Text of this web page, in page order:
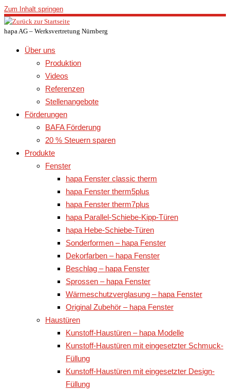
Zum Inhalt springen
hapa AG – Werksvertretung Nürnberg
Über uns
Produktion
Videos
Referenzen
Stellenangebote
Förderungen
BAFA Förderung
20 % Steuern sparen
Produkte
Fenster
hapa Fenster classic therm
hapa Fenster therm5plus
hapa Fenster therm7plus
hapa Parallel-Schiebe-Kipp-Türen
hapa Hebe-Schiebe-Türen
Sonderformen – hapa Fenster
Dekorfarben – hapa Fenster
Beschlag – hapa Fenster
Sprossen – hapa Fenster
Wärmeschutzverglasung – hapa Fenster
Original Zubehör – hapa Fenster
Haustüren
Kunstoff-Haustüren – hapa Modelle
Kunstoff-Haustüren mit eingesetzter Schmuck-
Füllung
Kunstoff-Haustüren mit eingesetzter Design-
Füllung